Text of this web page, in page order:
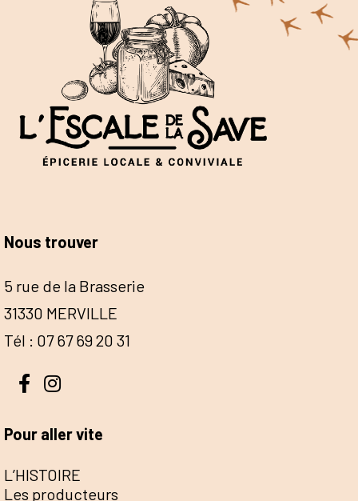
Nous trouver
5 rue de la Brasserie
31330 MERVILLE
Tél : 07 67 69 20 31
Pour aller vite
L’HISTOIRE
Les producteurs